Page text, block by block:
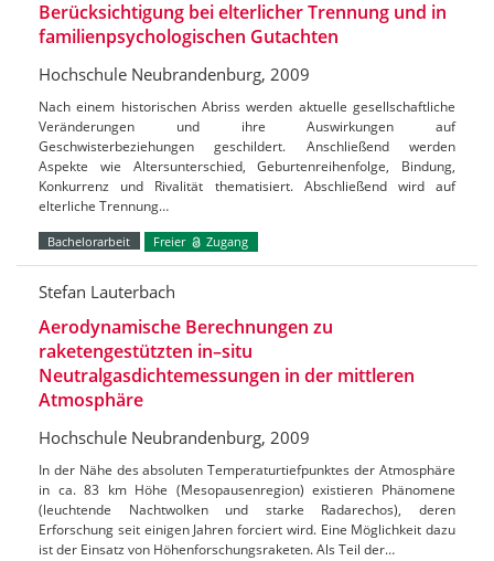
Berücksichtigung bei elterlicher Trennung und in
familienpsychologischen Gutachten
Hochschule Neubrandenburg, 2009
Nach einem historischen Abriss werden aktuelle gesellschaftliche
Veränderungen und ihre Auswirkungen auf
Geschwisterbeziehungen geschildert. Anschließend werden
Aspekte wie Altersunterschied, Geburtenreihenfolge, Bindung,
Konkurrenz und Rivalität thematisiert. Abschließend wird auf
elterliche Trennung…
Bachelorarbeit Freier Zugang
Stefan Lauterbach
Aerodynamische Berechnungen zu
raketengestützten in–situ
Neutralgasdichtemessungen in der mittleren
Atmosphäre
Hochschule Neubrandenburg, 2009
In der Nähe des absoluten Temperaturtiefpunktes der Atmosphäre
in ca. 83 km Höhe (Mesopausenregion) existieren Phänomene
(leuchtende Nachtwolken und starke Radarechos), deren
Erforschung seit einigen Jahren forciert wird. Eine Möglichkeit dazu
ist der Einsatz von Höhenforschungsraketen. Als Teil der…